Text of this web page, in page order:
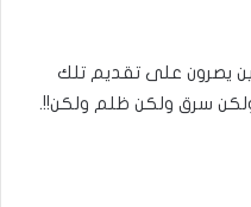
يصرون على تقديم تلك
سرق ولكن ظلم ولكن!!.